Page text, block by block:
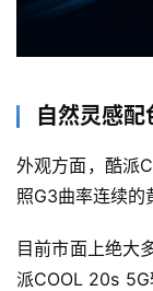
自然灵感
外观方面，酷派
照G3曲率连续的
目前市面上绝大
派COOL 20s